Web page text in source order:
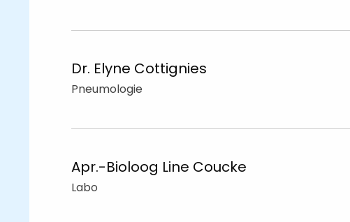
Dr. Elyne Cottignies
Pneumologie
Apr.-Bioloog Line Coucke
Labo